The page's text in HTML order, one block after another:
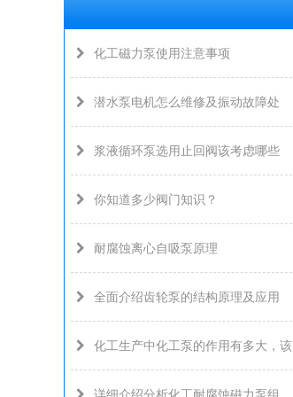
化工磁力泵使用注意事项
潜水泵电机怎么维修及振动故障处
浆液循环泵选用止回阀该考虑哪些
你知道多少阀门知识？
耐腐蚀离心自吸泵原理
全面介绍齿轮泵的结构原理及应用
化工生产中化工泵的作用有多大，该